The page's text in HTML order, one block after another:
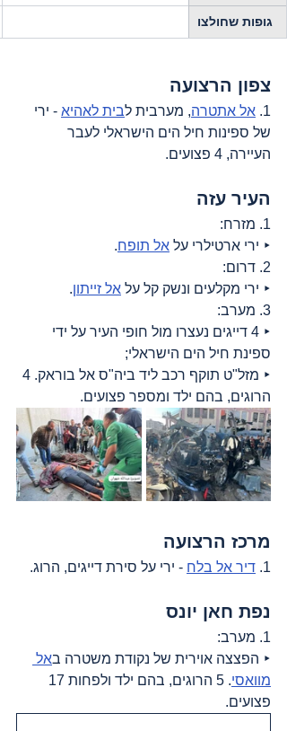
גופות שחולצו
צפון הרצועה
1. אל אתטרה, מערבית לבית לאהיא - ירי
של ספינות חיל הים הישראלי לעבר
העיירה, 4 פצועים.
העיר עזה
1. מזרח:
‣ ירי ארטילרי על אל תופח.
2. דרום:
‣ ירי מקלעים ונשק קל על אל זייתון.
3. מערב:
‣ 4 דייגים נעצרו מול חופי העיר על ידי
ספינת חיל הים הישראלי;
הרוגים, בהם ילד ומספר פצועים.
מרכז הרצועה
1. דיר אל בלח - ירי על סירת דייגים, הרוג.
נפת חאן יונס
1. מערב:
‣ הפצצה אוירית של נקודת משטרה באל
מוואסי
פצועים.